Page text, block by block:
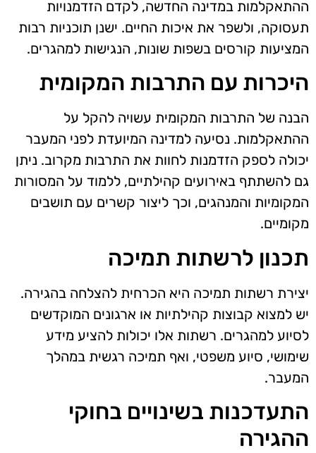
ההתאקלמות במדינה החדשה, לקדם הזדמנויות
תעסוקה, ולשפר את איכות החיים. ישנן תוכניות רבות
המציעות קורסים בשפות שונות, הנגישות למהגרים.
היכרות עם התרבות המקומית
הבנה של התרבות המקומית עשויה להקל על
ההתאקלמות. נסיעה למדינה המיועדת לפני המעבר
יכולה לספק הזדמנות לחוות את התרבות מקרוב. ניתן
גם להשתתף באירועים קהילתיים, ללמוד על המסורות
המקומיות והמנהגים, וכך ליצור קשרים עם תושבים
מקומיים.
תכנון לרשתות תמיכה
יצירת רשתות תמיכה היא הכרחית להצלחה בהגירה.
יש למצוא קבוצות קהילתיות או ארגונים המוקדשים
לסיוע למהגרים. רשתות אלו יכולות להציע מידע
שימושי, סיוע משפטי, ואף תמיכה רגשית במהלך
המעבר.
התעדכנות בשינויים בחוקי
ההגירה